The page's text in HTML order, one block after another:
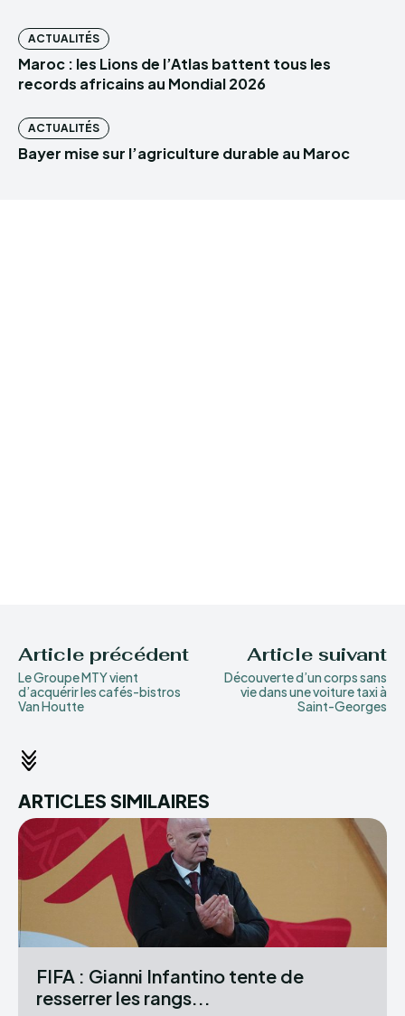
ACTUALITÉS
Maroc : les Lions de l’Atlas battent tous les
records africains au Mondial 2026
ACTUALITÉS
Bayer mise sur l’agriculture durable au Maroc
Article précédent
Le Groupe MTY vient
d’acquérir les cafés-bistros
Van Houtte
Article suivant
Découverte d’un corps sans
vie dans une voiture taxi à
Saint-Georges
ARTICLES SIMILAIRES
FIFA : Gianni Infantino tente de
resserrer les rangs...